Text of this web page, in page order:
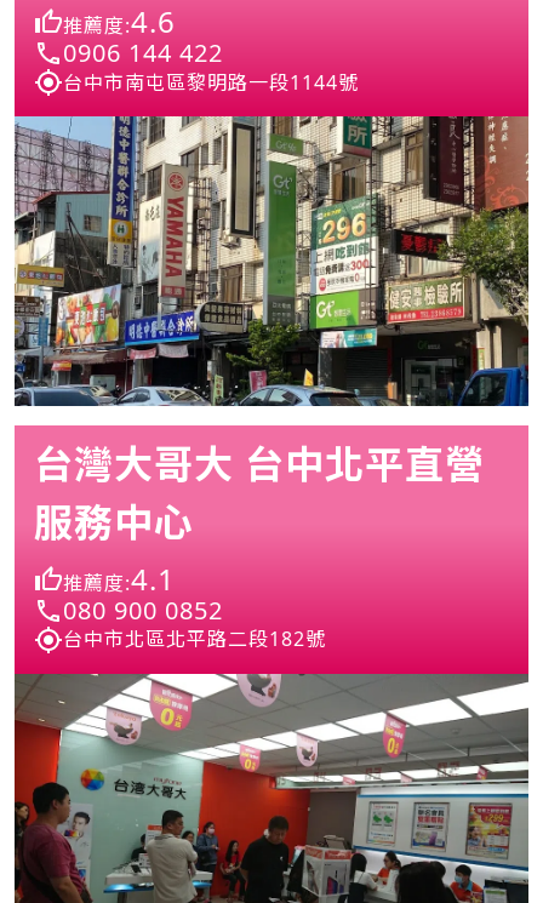
推薦度:4.6
0906 144 422
台中市南屯區黎明路一段1144號
台灣大哥大 台中北平直營
服務中心
推薦度:4.1
080 900 0852
台中市北區北平路二段182號